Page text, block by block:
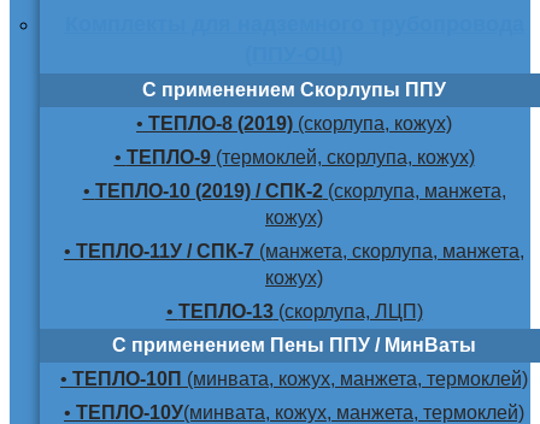
С применением Скорлупы ППУ
• ТЕПЛО-8 (2019) (скорлупа, кожух)
• ТЕПЛО-9(термоклей, скорлупа, кожух)
• ТЕПЛО-10 (2019) / СПК-2(скорлупа, манжета,
кожух)
• ТЕПЛО-11У / СПК-7 (манжета, скорлупа, манжета,
кожух)
• ТЕПЛО-13(скорлупа, ЛЦП)
С применением Пены ППУ / МинВаты
• ТЕПЛО-10П (минвата, кожух, манжета, термоклей)
• ТЕПЛО-10У(минвата, кожух, манжета, термоклей)